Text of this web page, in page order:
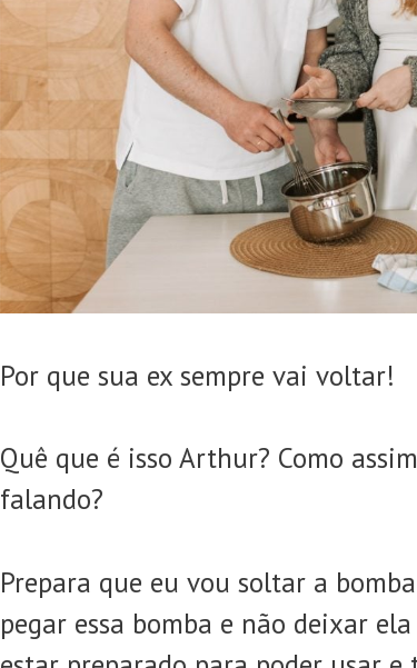
Por que sua ex sempre vai voltar!
Quê que é isso Arthur? Como
falando?
Prepara que eu vou soltar a
pegar essa bomba e não deixar